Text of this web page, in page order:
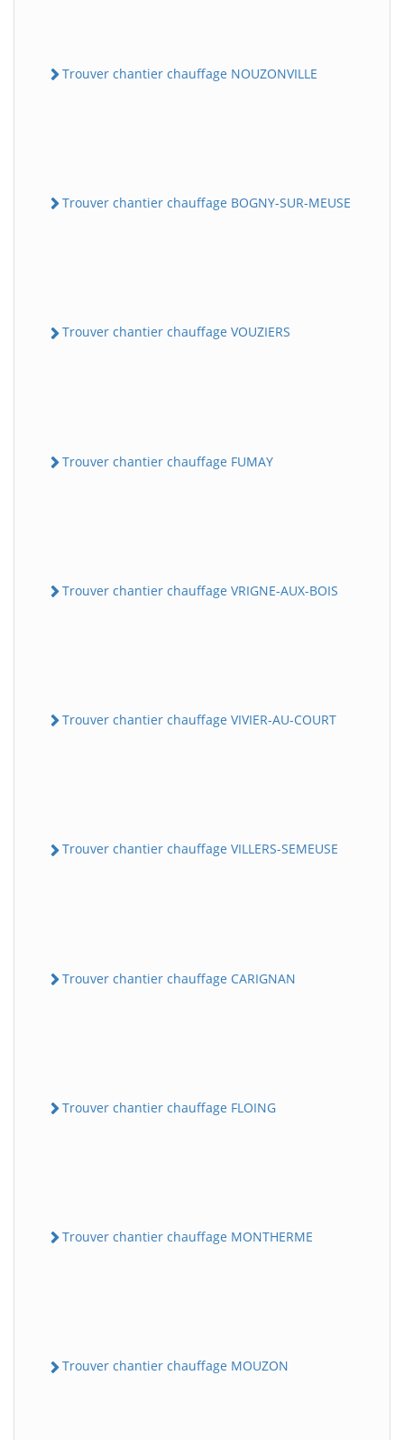
Trouver chantier chauffage NOUZONVILLE
Trouver chantier chauffage BOGNY-SUR-MEUSE
Trouver chantier chauffage VOUZIERS
Trouver chantier chauffage FUMAY
Trouver chantier chauffage VRIGNE-AUX-BOIS
Trouver chantier chauffage VIVIER-AU-COURT
Trouver chantier chauffage VILLERS-SEMEUSE
Trouver chantier chauffage CARIGNAN
Trouver chantier chauffage FLOING
Trouver chantier chauffage MONTHERME
Trouver chantier chauffage MOUZON